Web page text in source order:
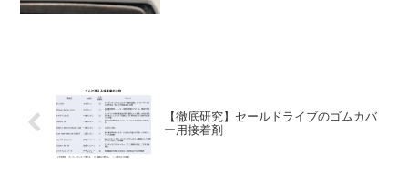
【徹底研究】セールドライブのゴムカバ
ー用接着剤